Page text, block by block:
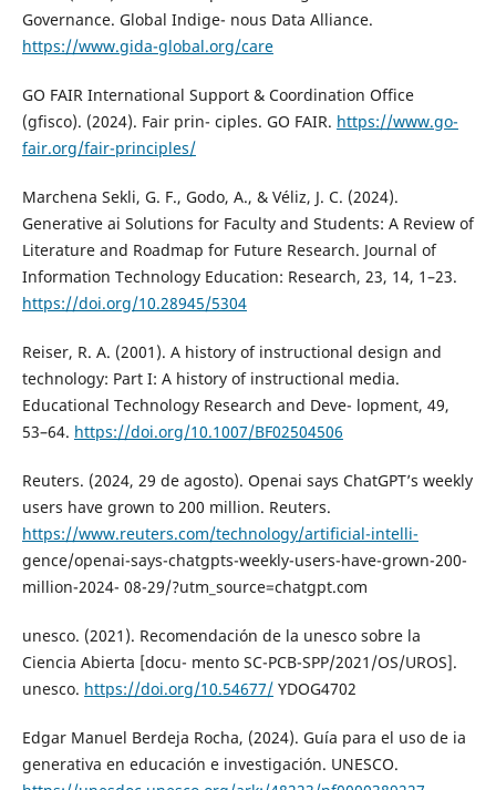
Governance. Global Indige- nous Data Alliance.
https://www.gida-global.org/care
GO FAIR International Support & Coordination Office
(gfisco). (2024). Fair prin- ciples. GO FAIR. https://www.go-
fair.org/fair-principles/
Marchena Sekli, G. F., Godo, A., & Véliz, J. C. (2024).
Generative ai Solutions for Faculty and Students: A Review of
Literature and Roadmap for Future Research. Journal of
Information Technology Education: Research, 23, 14, 1–23.
https://doi.org/10.28945/5304
Reiser, R. A. (2001). A history of instructional design and
technology: Part I: A history of instructional media.
Educational Technology Research and Deve- lopment, 49,
53–64. https://doi.org/10.1007/BF02504506
Reuters. (2024, 29 de agosto). Openai says ChatGPT’s weekly
users have grown to 200 million. Reuters.
https://www.reuters.com/technology/artificial-intelli-
gence/openai-says-chatgpts-weekly-users-have-grown-200-
million-2024- 08-29/?utm_source=chatgpt.com
unesco. (2021). Recomendación de la unesco sobre la
Ciencia Abierta [docu- mento SC-PCB-SPP/2021/OS/UROS].
unesco. https://doi.org/10.54677/YDOG4702
Edgar Manuel Berdeja Rocha, (2024). Guía para el uso de ia
generativa en educación e investigación. UNESCO.